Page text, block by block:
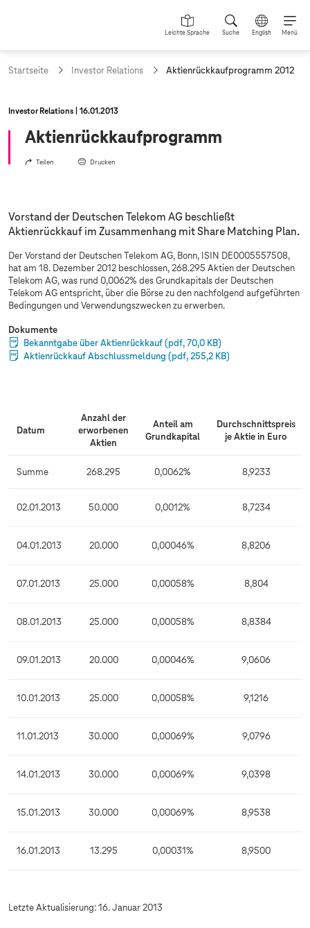
Leichte Sprache Suche English Menü
Startseite Investor Relations
a
l
l
e
:
Aktienrückkaufprogramm 2012
Investor Relations 16.01.2013
Aktienrückkaufprogramm
Teilen Drucken
Vorstand der Deutschen Telekom AG beschließt
Aktienrückkauf im Zusammenhang mit Share Matching Plan.
Der Vorstand der Deutschen Telekom AG, Bonn, ISIN DE0005557508,
hat am 18. Dezember 2012 beschlossen, 268.295 Aktien der Deutschen
Telekom AG, was rund 0,0062% des Grundkapitals der Deutschen
Telekom AG entspricht, über die Börse zu den nachfolgend aufgeführten
Bedingungen und Verwendungszwecken zu erwerben.
Dokumente
Bekanntgabe über Aktienrückkauf (pdf, 70,0 KB)
Aktienrückkauf Abschlussmeldung (pdf, 255,2 KB)
Datum
Anzahl der
erworbenen
Aktien
Anteil am
Grundkapital
Durchschnittspreis
je Aktie in Euro
Summe 268.295 0,0062% 8,9233
02.01.2013 50.000 0,0012% 8,7234
04.01.2013 20.000 0,00046% 8,8206
07.01.2013 25.000 0,00058% 8,804
08.01.2013 25.000 0,00058% 8,8384
09.01.2013 20.000 0,00046% 9,0606
10.01.2013 25.000 0,00058% 9,1216
11.01.2013 30.000 0,00069% 9,0796
14.01.2013 30.000 0,00069% 9,0398
15.01.2013 30.000 0,00069% 8,9538
16.01.2013 13.295 0,00031% 8,9500
Letzte Aktualisierung: 16. Januar 2013